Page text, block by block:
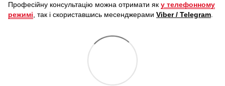
Професійну консультацію можна отримати як у телефонному
режимі, так і скориставшись месенджерами Viber / Telegram.